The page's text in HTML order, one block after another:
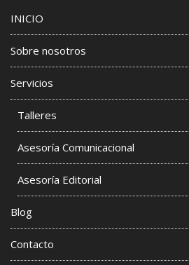
INICIO
Sobre nosotros
Servicios
Talleres
Asesoría Comunicacional
Asesoría Editorial
Blog
Contacto